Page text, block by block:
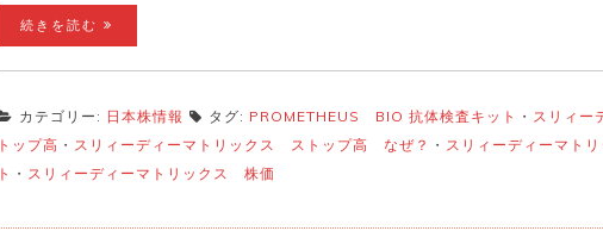
続きを読む
カテゴリー: 日本株情報 タグ: PROMETHEUS BIO 抗体検査キット ・ スリィー
トップ高 ・ スリィーディーマトリックス ストップ高 なぜ？ ・ スリィーディーマト
ト ・ スリィーディーマトリックス 株価